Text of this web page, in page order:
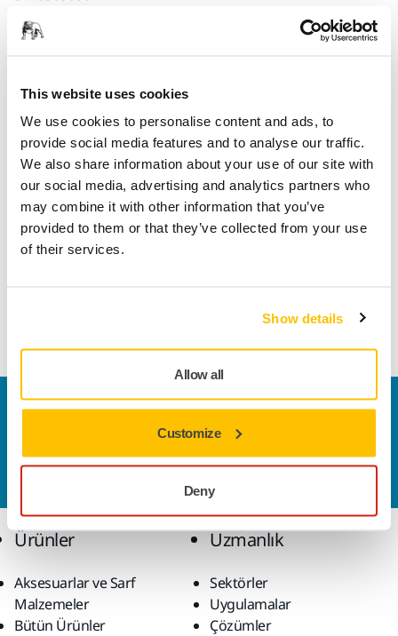
This website uses cookies
We use cookies to personalise content and ads, to
provide social media features and to analyse our traffic.
We also share information about your use of our site with
our social media, advertising and analytics partners who
may combine it with other information that you’ve
provided to them or that they’ve collected from your use
of their services.
Show details
Allow all
Customize
Deny
İndirmeler
Çok işlevli ve klasik Abranet özellikle macun, astar,vernik,
kompozit malzeme ve endüstriyel kullanıma yönelik çok
çeşitli diğer malzemelerin zımparalanması için geliştirilmiştir.
Abranet, yüksek performansı ve uzun kullanım ömrünü
birleştirerek onu uygun maliyetli bir çözüm haline getirir. Elle
ortamının yanı sıra daha iyi bir yüzey kalitesi sağlar.
Bize Ulaşın
Daha fazla bilgi edinmek ister misiniz? Lütfen bizimle
iletişime geçinve uzman ekibimiz sorularınızı
Ürünler
Aksesuarlar ve Sarf
Malzemeler
Bütün Ürünler
Uzmanlık
Sektörler
Uygulamalar
Çözümler